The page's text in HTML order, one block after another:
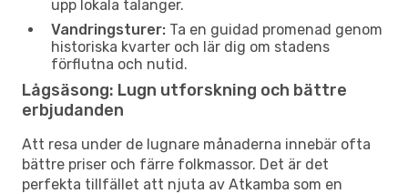
upp lokala talanger.
Vandringsturer: Ta en guidad promenad genom
historiska kvarter och lär dig om stadens
förflutna och nutid.
Lågsäsong: Lugn utforskning och bättre
erbjudanden
Att resa under de lugnare månaderna innebär ofta
bättre priser och färre folkmassor. Det är det
perfekta tillfället att njuta av Atkamba som en